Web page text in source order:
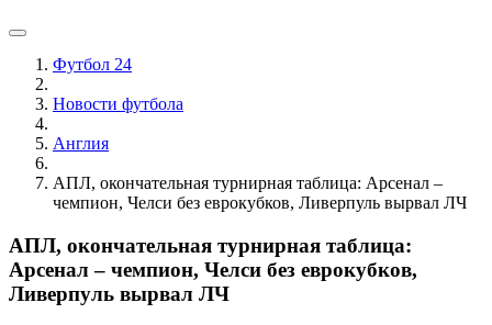
Футбол 24
Новости футбола
Англия
АПЛ, окончательная турнирная таблица: Арсенал –
чемпион, Челси без еврокубков, Ливерпуль вырвал ЛЧ
АПЛ, окончательная турнирная таблица:
Арсенал – чемпион, Челси без еврокубков,
Ливерпуль вырвал ЛЧ